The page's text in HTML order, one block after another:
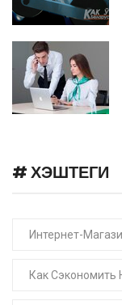
# ХЭШТЕГИ
Интернет-
Как Сэкономить